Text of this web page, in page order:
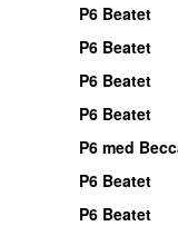
P6 Beatet
P6 Beatet
P6 Beatet
P6 Beatet
P6 med
P6 Beatet
P6 Beatet